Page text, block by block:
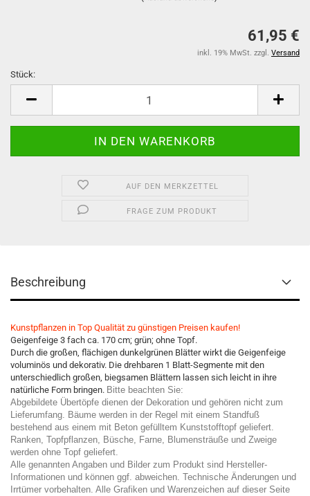
61,95 €
inkl. 19% MwSt. zzgl. Versand
Stück:
AUF DEN MERKZETTEL
FRAGE ZUM PRODUKT
Beschreibung
Kunstpflanzen in Top Qualität zu günstigen Preisen kaufen!
Geigenfeige 3 fach ca. 170 cm; grün; ohne Topf.
Durch die großen, flächigen dunkelgrünen Blätter wirkt die Geigenfeige
voluminös und dekorativ. Die drehbaren 1 Blatt-Segmente mit den
unterschiedlich großen, biegsamen Blättern lassen sich leicht in ihre
natürliche Form bringen. Bitte beachten Sie:
Abgebildete Übertöpfe dienen der Dekoration und gehören nicht zum
Lieferumfang. Bäume werden in der Regel mit einem Standfuß
bestehend aus einem mit Beton gefülltem Kunststofftopf geliefert.
Ranken, Topfpflanzen, Büsche, Farne, Blumensträuße und Zweige
werden ohne Topf geliefert.
Alle genannten Angaben und Bilder zum Produkt sind Hersteller-
Informationen und können ggf. abweichen. Technische Änderungen und
Irrtümer vorbehalten. Alle Grafiken und Warenzeichen auf dieser Seite